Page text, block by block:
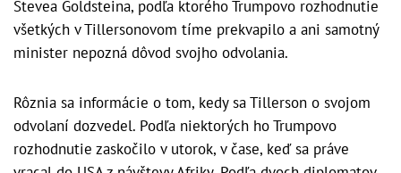
Stevea Goldsteina, podľa ktorého Trumpovo rozhodnutie
všetkých v Tillersonovom tíme prekvapilo a ani samotný
minister nepozná dôvod svojho odvolania.
Rôznia sa informácie o tom, kedy sa Tillerson o svojom
odvolaní dozvedel. Podľa niektorých ho Trumpovo
rozhodnutie zaskočilo v utorok, v čase, keď sa práve